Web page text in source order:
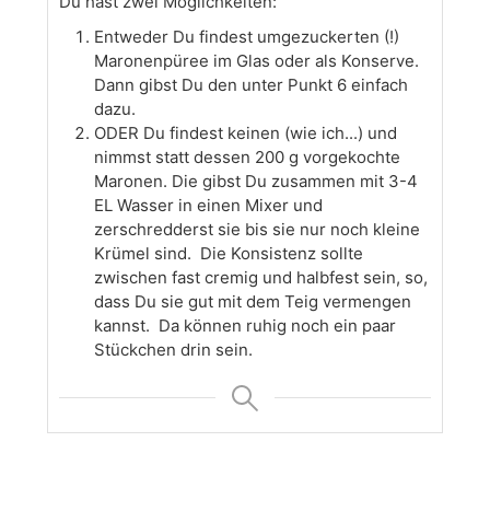
Entweder Du findest umgezuckerten (!)
Maronenpüree im Glas oder als Konserve.
Dann gibst Du den unter Punkt 6 einfach
dazu.
ODER Du findest keinen (wie ich...) und
nimmst statt dessen 200 g vorgekochte
Maronen. Die gibst Du zusammen mit 3-4
EL Wasser in einen Mixer und
zerschredderst sie bis sie nur noch kleine
Krümel sind. Die Konsistenz sollte
zwischen fast cremig und halbfest sein, so,
dass Du sie gut mit dem Teig vermengen
kannst. Da können ruhig noch ein paar
Stückchen drin sein.